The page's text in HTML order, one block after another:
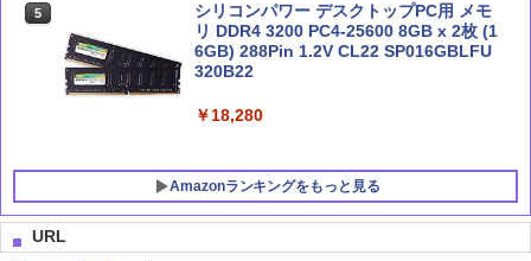
5
シリコンパワー デスクトップPC用 メモ
リ DDR4 3200 PC4-25600 8GB x 2枚 (1
6GB) 288Pin 1.2V CL22 SP016GBLFU
320B22
￥18,280
Amazonランキングをもっと見る
URL